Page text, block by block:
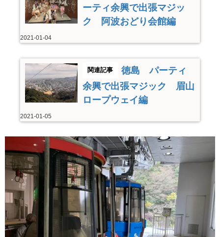
ーティ余興で出張マジッ
ク 阿波おどり会館編
2021-01-04
徳島 パーティ
余興で出張マジック 眉山
ロープウェイ編
2021-01-05